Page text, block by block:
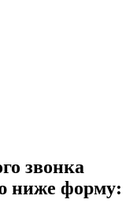
звонка
ниже форму: